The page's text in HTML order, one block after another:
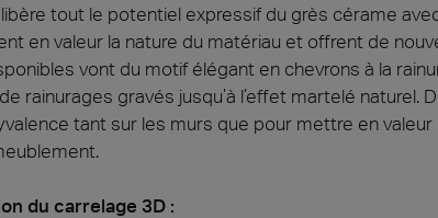
libère tout le potentiel expressif du grès cérame
en valeur la nature du matériau et offrent de
vont du motif élégant en chevrons à la
rainurages gravés jusqu’à l’effet martelé naturel.
tant sur les murs que pour mettre en
du carrelage 3D :